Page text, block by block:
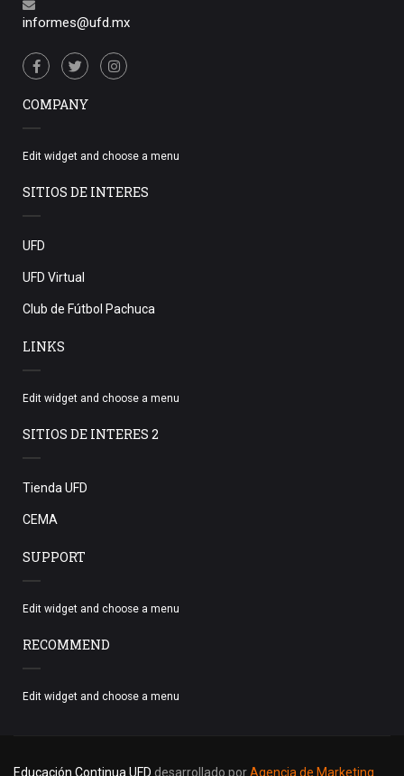
informes@ufd.mx
COMPANY
Edit widget and choose a menu
SITIOS DE INTERES
UFD
UFD Virtual
Club de Fútbol Pachuca
LINKS
Edit widget and choose a menu
SITIOS DE INTERES 2
Tienda UFD
CEMA
SUPPORT
Edit widget and choose a menu
RECOMMEND
Edit widget and choose a menu
Educación Continua UFD desarrollado porAgencia de Marketing